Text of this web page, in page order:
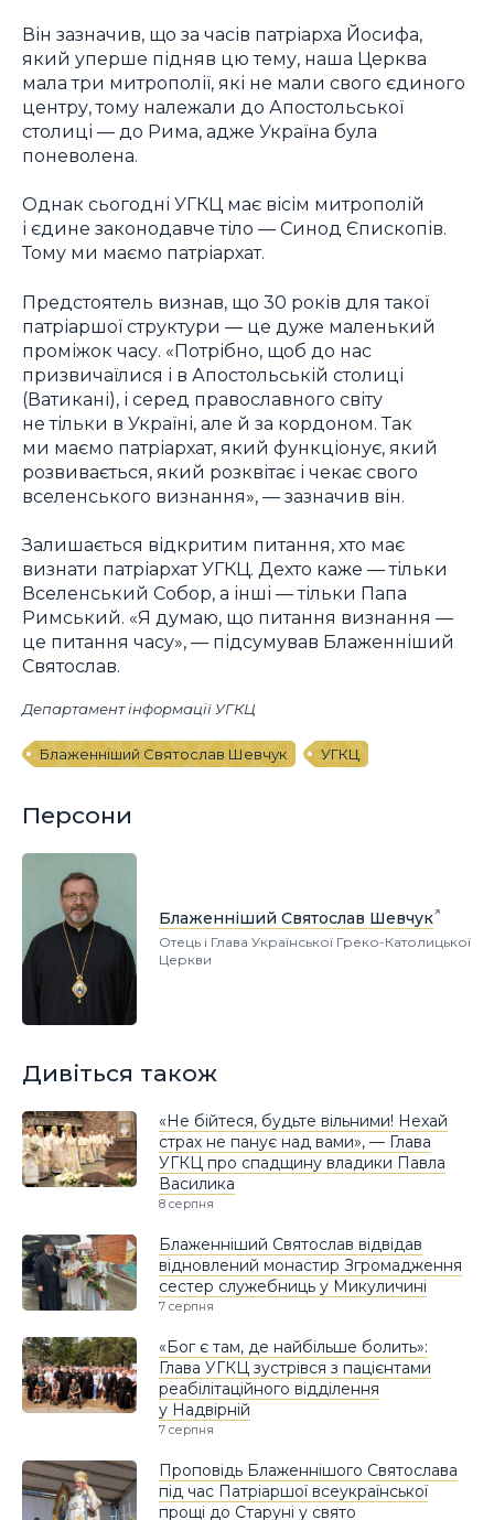
Він зазначив, що за часів патріарха Йосифа,
який уперше підняв цю тему, наша Церква
мала три митрополії, які не мали свого єдиного
центру, тому належали до Апостольської
столиці — до Рима, адже Україна була
поневолена.
Однак сьогодні УГКЦ має вісім митрополій
і єдине законодавче тіло — Синод Єпископів.
Тому ми маємо патріархат.
Предстоятель визнав, що 30 років для такої
патріаршої структури — це дуже маленький
проміжок часу. «Потрібно, щоб до нас
призвичаїлися і в Апостольській столиці
(Ватикані), і серед православного світу
не тільки в Україні, але й за кордоном. Так
ми маємо патріархат, який функціонує, який
розвивається, який розквітає і чекає свого
вселенського визнання», — зазначив він.
Залишається відкритим питання, хто має
визнати патріархат УГКЦ. Дехто каже — тільки
Вселенський Собор, а інші — тільки Папа
Римський. «Я думаю, що питання визнання —
це питання часу», — підсумував Блаженніший
Святослав.
Департамент інформації УГКЦ
Блаженніший Святослав Шевчук УГКЦ
Персони
Блаженніший Святослав Шевчук
Отець і Глава Української Греко-Католицької
Церкви
Дивіться також
«Не бійтеся, будьте вільними! Нехай
страх не панує над вами», — Глава
УГКЦ про спадщину владики Павла
Василика
8 серпня
Блаженніший Святослав відвідав
відновлений монастир Згромадження
сестер служебниць у Микуличині
7 серпня
«Бог є там, де найбільше болить»:
Глава УГКЦ зустрівся з пацієнтами
реабілітаційного відділення
у Надвірній
7 серпня
Проповідь Блаженнішого Святослава
під час Патріаршої всеукраїнської
прощі до Старуні у свято